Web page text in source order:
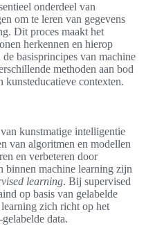
onderdeel van
om te leren van gegevens
Dit proces maakt het
herkennen en hierop
basisprincipes van machine
methoden aan bod
kunsteducatieve contexten.
kunstmatige intelligentie
van algoritmen en modellen
en verbeteren door
binnen machine learning zijn
learning. Bij supervised
op basis van gelabelde
zich richt op het
data.